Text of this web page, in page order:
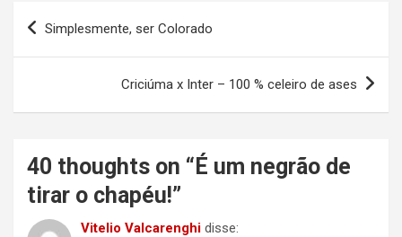
Navegação
Simplesmente, ser Colorado
Criciúma x Inter – 100 % celeiro de ases
40 thoughts on “ É um negrão de
tirar o chapéu!”
Vitelio Valcarenghi disse: